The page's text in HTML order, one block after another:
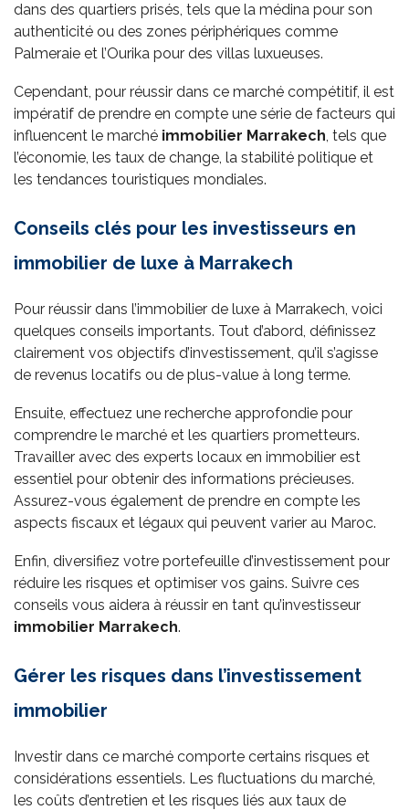
dans des quartiers prisés, tels que la médina pour son
authenticité ou des zones périphériques comme
Palmeraie et l’Ourika pour des villas luxueuses.
Cependant, pour réussir dans ce marché compétitif, il est
impératif de prendre en compte une série de facteurs qui
influencent le marché immobilier Marrakech, tels que
l’économie, les taux de change, la stabilité politique et
les tendances touristiques mondiales.
Conseils clés pour les investisseurs en
immobilier de luxe à Marrakech
Pour réussir dans l’immobilier de luxe à Marrakech, voici
quelques conseils importants. Tout d’abord, définissez
clairement vos objectifs d’investissement, qu’il s’agisse
de revenus locatifs ou de plus-value à long terme.
Ensuite, effectuez une recherche approfondie pour
comprendre le marché et les quartiers prometteurs.
Travailler avec des experts locaux en immobilier est
essentiel pour obtenir des informations précieuses.
Assurez-vous également de prendre en compte les
aspects fiscaux et légaux qui peuvent varier au Maroc.
Enfin, diversifiez votre portefeuille d’investissement pour
réduire les risques et optimiser vos gains. Suivre ces
conseils vous aidera à réussir en tant qu’investisseur
immobilier Marrakech.
Gérer les risques dans l’investissement
immobilier
Investir dans ce marché comporte certains risques et
considérations essentiels. Les fluctuations du marché,
les coûts d’entretien et les risques liés aux taux de